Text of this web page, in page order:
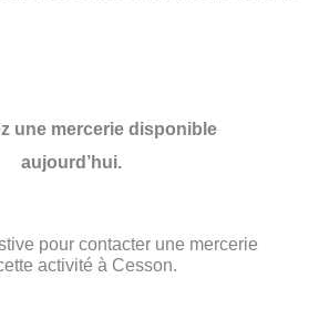
une mercerie disponible
aujourd’hui.
pour contacter une mercerie
activité à Cesson.